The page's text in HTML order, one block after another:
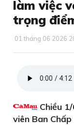
làm việc
trọng
01 tháng 06 2026
Chiều
viên Ban